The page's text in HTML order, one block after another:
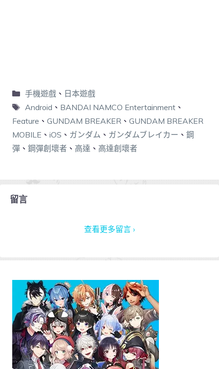
手機遊戲、 日本遊戲
Android 、 BANDAI NAMCO Entertainment、
Feature 、 GUNDAM BREAKER 、 GUNDAM BREAKER
MOBILE 、 iOS 、 ガンダム 、 ガンダムブレイカー 、 鋼
彈 、 鋼彈創壞者 、 高達 、 高達創壞者
留言
查看更多留言 ›